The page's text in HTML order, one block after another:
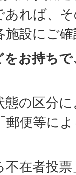
あれば、
設にご
をお持ち
の区分
郵便等に
不在者投